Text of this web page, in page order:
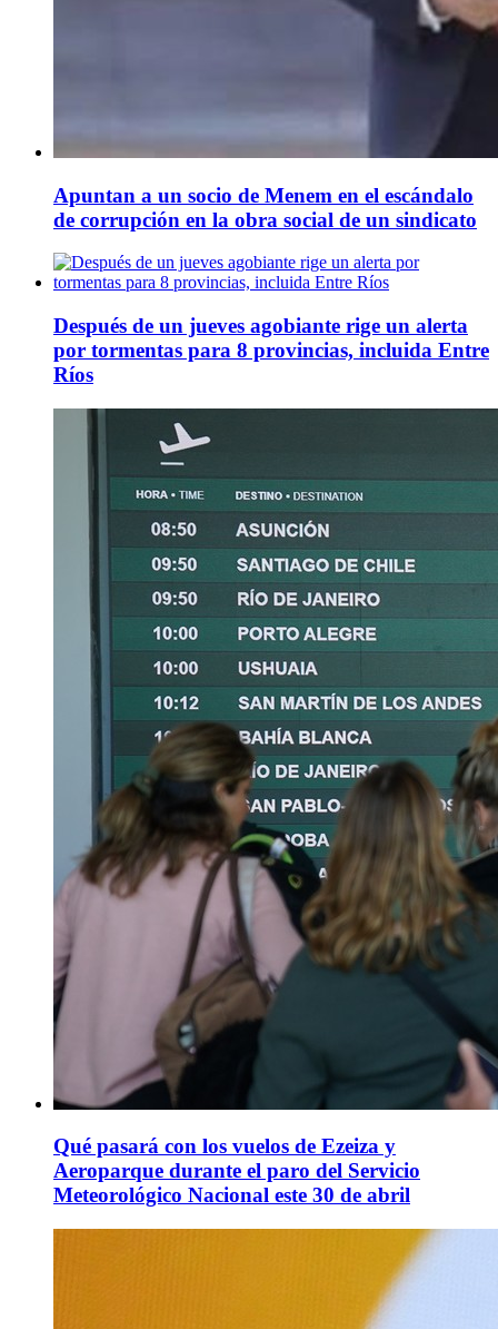
Apuntan a un socio de Menem en el escándalo
de corrupción en la obra social de un sindicato
Después de un jueves agobiante rige un alerta
por tormentas para 8 provincias, incluida Entre
Ríos
Qué pasará con los vuelos de Ezeiza y
Aeroparque durante el paro del Servicio
Meteorológico Nacional este 30 de abril